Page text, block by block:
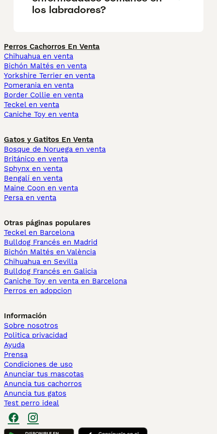
los labradores?
Perros Cachorros En Venta
Chihuahua en venta
Bichón Maltés en venta
Yorkshire Terrier en venta
Pomerania en venta
Border Collie en venta
Teckel en venta
Caniche Toy en venta
Gatos y Gatitos En Venta
Bosque de Noruega en venta
Británico en venta
Sphynx en venta
Bengalí en venta
Maine Coon en venta
Persa en venta
Otras páginas populares
Teckel en Barcelona
Bulldog Francés en Madrid
Bichón Maltés en València
Chihuahua en Sevilla
Bulldog Francés en Galicia
Caniche Toy en venta en Barcelona
Perros en adopcion
Información
Sobre nosotros
Politica privacidad
Ayuda
Prensa
Condiciones de uso
Anunciar tus mascotas
Anuncia tus cachorros
Anuncia tus gatos
Test perro ideal